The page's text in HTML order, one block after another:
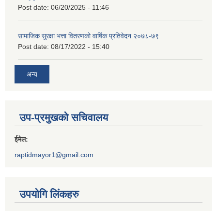
Post date: 06/20/2025 - 11:46
सामाजिक सुरक्षा भत्ता वितरणको वार्षिक प्रतिवेदन २०७८-७९
Post date: 08/17/2022 - 15:40
अन्य
उप-प्रमुखको सचिवालय
ईमेल:
raptidmayor1@gmail.com
उपयोगि लिंकहरु